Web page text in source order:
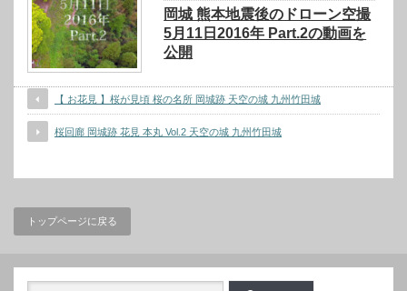
岡城 熊本地震後のドローン空撮
5月11日2016年 Part.2の動画を
公開
【 お花見 】桜が見頃 桜の名所 岡城跡 天空の城 九州竹田城
桜回廊 岡城跡 花見 本丸 Vol.2 天空の城 九州竹田城
トップページに戻る